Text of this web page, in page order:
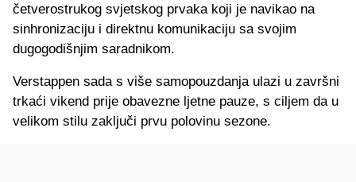
četverostrukog svjetskog prvaka koji je navikao na
sinhronizaciju i direktnu komunikaciju sa svojim
dugogodišnjim saradnikom.
Verstappen sada s više samopouzdanja ulazi u završni
trkaći vikend prije obavezne ljetne pauze, s ciljem da u
velikom stilu zaključi prvu polovinu sezone.